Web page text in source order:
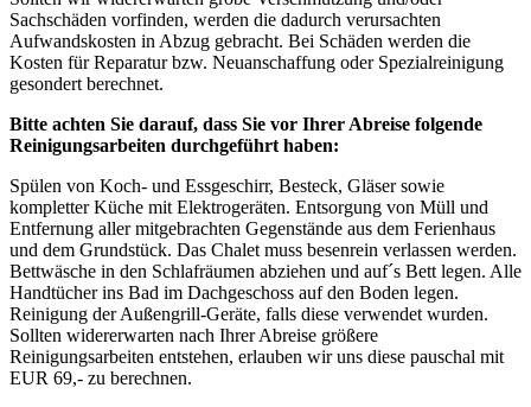
Sachschäden vorfinden, werden die dadurch verursachten
Aufwandskosten in Abzug gebracht. Bei Schäden werden die
Kosten für Reparatur bzw. Neuanschaffung oder Spezialreinigung
gesondert berechnet.
Bitte achten Sie darauf, dass Sie vor Ihrer Abreise folgende
Reinigungsarbeiten durchgeführt haben:
Spülen von Koch- und Essgeschirr, Besteck, Gläser sowie
kompletter Küche mit Elektrogeräten. Entsorgung von Müll und
Entfernung aller mitgebrachten Gegenstände aus dem Ferienhaus
und dem Grundstück. Das Chalet muss besenrein verlassen werden.
Bettwäsche in den Schlafräumen abziehen und auf´s Bett legen. Alle
Handtücher ins Bad im Dachgeschoss auf den Boden legen.
Reinigung der Außengrill-Geräte, falls diese verwendet wurden.
Sollten widererwarten nach Ihrer Abreise größere
Reinigungsarbeiten entstehen, erlauben wir uns diese pauschal mit
EUR 69,- zu berechnen.